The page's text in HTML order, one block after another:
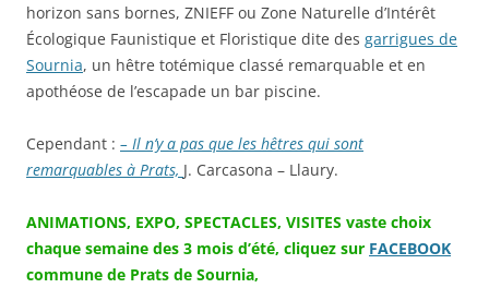
horizon sans bornes, ZNIEFF ou Zone Naturelle d’Intérêt
Écologique Faunistique et Floristique dite des garrigues de
Sournia, un hêtre totémique classé remarquable et en
apothéose de l’escapade un bar piscine.
Cependant : – Il n’y a pas que les hêtres qui sont
remarquables à Prats, J. Carcasona – Llaury.
ANIMATIONS, EXPO, SPECTACLES, VISITES vaste choix
chaque semaine des 3 mois d’été, cliquez sur FACEBOOK
commune de Prats de Sournia,